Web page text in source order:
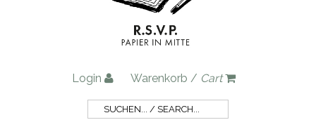
Login Warenkorb / Cart